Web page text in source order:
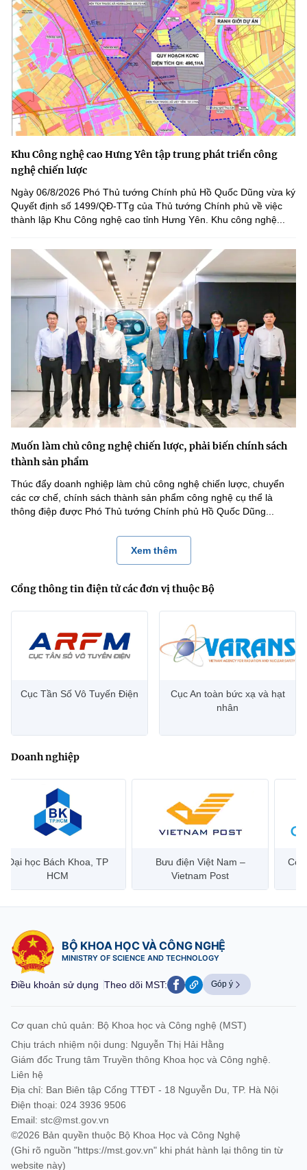
Khu Công nghệ cao Hưng Yên tập trung phát triển công
nghệ chiến lược
Ngày 06/8/2026 Phó Thủ tướng Chính phủ Hồ Quốc Dũng vừa ký
Quyết định số 1499/QĐ-TTg của Thủ tướng Chính phủ về việc
thành lập Khu Công nghệ cao tỉnh Hưng Yên. Khu công nghệ...
Muốn làm chủ công nghệ chiến lược, phải biến chính sách
thành sản phẩm
Thúc đẩy doanh nghiệp làm chủ công nghệ chiến lược, chuyển
các cơ chế, chính sách thành sản phẩm công nghệ cụ thể là
thông điệp được Phó Thủ tướng Chính phủ Hồ Quốc Dũng...
Xem thêm
Cổng thông tin điện tử các đơn vị thuộc Bộ
Cục Tần Số Vô Tuyến Điện
Cục An toàn bức xạ và hạt
nhân
Doanh nghiệp
Đại học Bách Khoa, TP
HCM
Bưu điện Việt Nam –
Vietnam Post
BỘ KHOA HỌC VÀ CÔNG NGHỆ
MINISTRY OF SCIENCE AND TECHNOLOGY
Điều khoản sử dụng Theo dõi MST: Góp ý
Cơ quan chủ quản: Bộ Khoa học và Công nghệ (MST)
Chịu trách nhiệm nội dung: Nguyễn Thị Hải Hằng
Giám đốc Trung tâm Truyền thông Khoa học và Công nghệ.
Liên hệ
Địa chỉ: Ban Biên tập Cổng TTĐT - 18 Nguyễn Du, TP. Hà Nội
Điện thoại: 024 3936 9506
Email: stc@mst.gov.vn
©2026 Bản quyền thuộc Bộ Khoa Học và Công Nghệ
(Ghi rõ nguồn "https://mst.gov.vn" khi phát hành lại thông tin từ
website này)